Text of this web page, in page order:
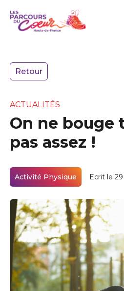
Retour
ACTUALITÉS
On ne bouge
pas assez !
Activité Physique Ecrit le